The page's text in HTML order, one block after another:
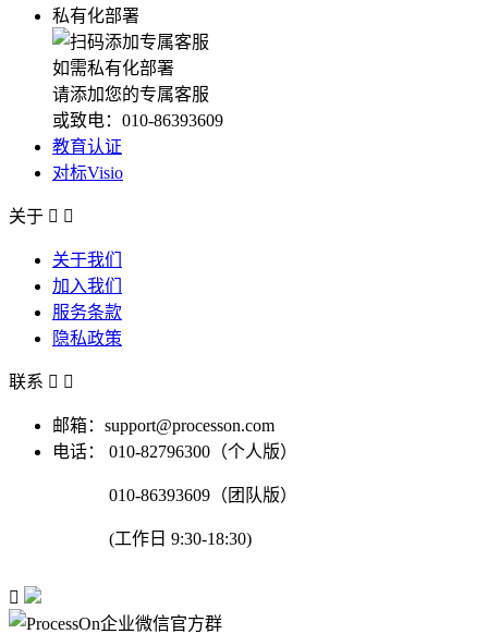
私有化部署
如需私有化部署
请添加您的专属客服
或致电：010-86393609
教育认证
对标Visio
关于  
关于我们
加入我们
服务条款
隐私政策
联系  
邮箱：support@processon.com
电话：
010-82796300（个人版）
010-86393609（团队版）
(工作日 9:30-18:30)
